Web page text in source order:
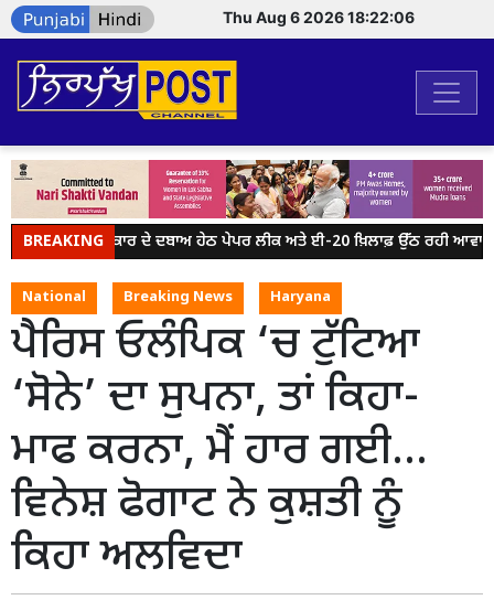
Thu Aug 6 2026 18:22:06
BREAKING
ਮੋਦੀ ਸਰਕਾਰ ਦੇ ਦਬਾਅ ਹੇਠ ਪੇਪਰ ਲੀਕ ਅਤੇ ਈ-20 ਖ਼ਿਲਾਫ਼ ਉੱਠ ਰਹੀ ਆਵਾਜ਼ ਨੂੰ
National Breaking News Haryana
ਪੈਰਿਸ ਓਲੰਪਿਕ ‘ਚ ਟੁੱਟਿਆ
‘ਸੋਨੇ’ ਦਾ ਸੁਪਨਾ, ਤਾਂ ਕਿਹਾ-
ਮਾਫ ਕਰਨਾ, ਮੈਂ ਹਾਰ ਗਈ…
ਵਿਨੇਸ਼ ਫੋਗਾਟ ਨੇ ਕੁਸ਼ਤੀ ਨੂੰ
ਕਿਹਾ ਅਲਵਿਦਾ